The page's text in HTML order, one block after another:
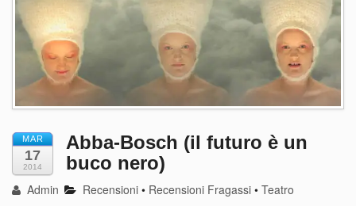
MAR
17
2014
Abba-Bosch (il futuro è un
buco nero)
Admin Recensioni • Recensioni Fragassi •Teatro